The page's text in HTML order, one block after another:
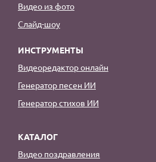
Видео из фото
Слайд-шоу
ИНСТРУМЕНТЫ
Видеоредактор онлайн
Генератор песен ИИ
Генератор стихов ИИ
КАТАЛОГ
Видео поздравления